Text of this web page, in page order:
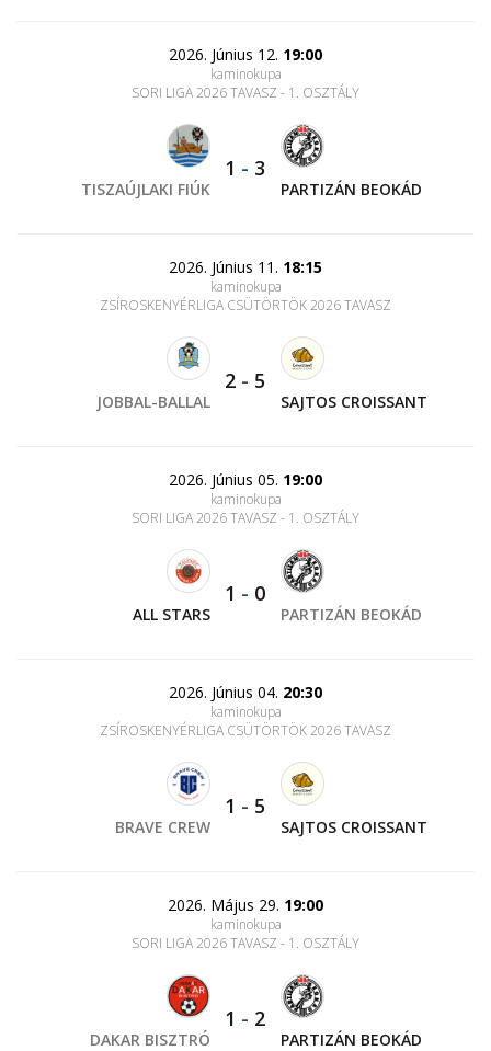
2026. Június 12. 19:00
kaminokupa
SORI LIGA 2026 TAVASZ - 1. OSZTÁLY
TISZAÚJLAKI FIÚK
1 - 3
PARTIZÁN BEOKÁD
2026. Június 11. 18:15
kaminokupa
ZSÍROSKENYÉRLIGA CSÜTÖRTÖK 2026 TAVASZ
JOBBAL-BALLAL
2 - 5
SAJTOS CROISSANT
2026. Június 05. 19:00
kaminokupa
SORI LIGA 2026 TAVASZ - 1. OSZTÁLY
ALL STARS
1 - 0
PARTIZÁN BEOKÁD
2026. Június 04. 20:30
kaminokupa
ZSÍROSKENYÉRLIGA CSÜTÖRTÖK 2026 TAVASZ
BRAVE CREW
1 - 5
SAJTOS CROISSANT
2026. Május 29. 19:00
kaminokupa
SORI LIGA 2026 TAVASZ - 1. OSZTÁLY
DAKAR BISZTRÓ
1 - 2
PARTIZÁN BEOKÁD